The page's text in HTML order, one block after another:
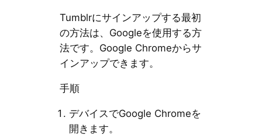
Tumblrにサインアップする最初
の方法は、Googleを使用する方
法です。Google Chromeからサ
インアップできます。
手順
デバイスでGoogle Chromeを
開きます。